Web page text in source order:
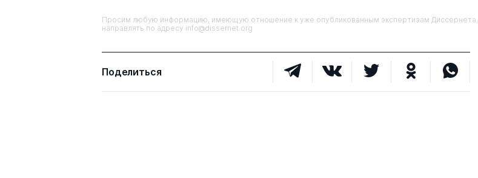
Просим любую информацию, имеющую отношение к уже опубликованным экспертизам Диссернета,
направлять по адресу info@dissernet.org
Поделиться